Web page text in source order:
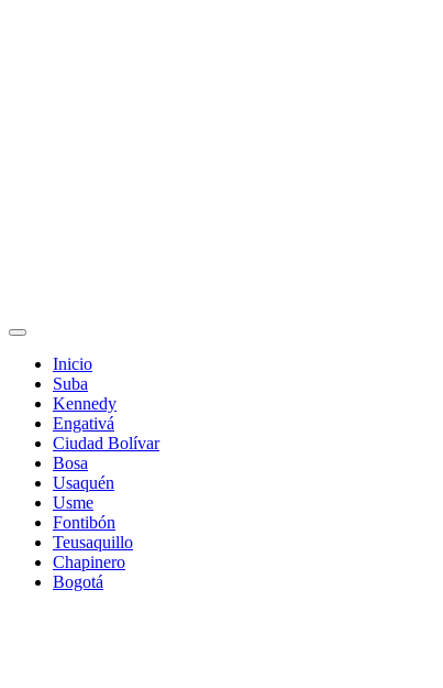
Inicio
Suba
Kennedy
Engativá
Ciudad Bolívar
Bosa
Usaquén
Usme
Fontibón
Teusaquillo
Chapinero
Bogotá